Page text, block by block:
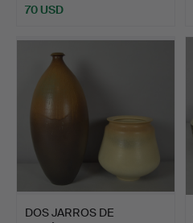
70 USD
DOS JARROS DE